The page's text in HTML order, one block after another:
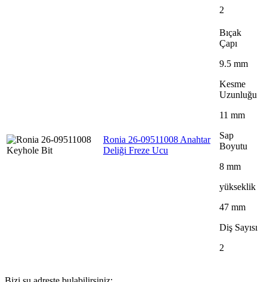
2
Ronia 26-09511008 Anahtar
Deliği Freze Ucu
Bıçak
Çapı
9.5 mm
Kesme
Uzunluğu
11 mm
Sap
Boyutu
8 mm
yükseklik
47 mm
Diş Sayısı
2